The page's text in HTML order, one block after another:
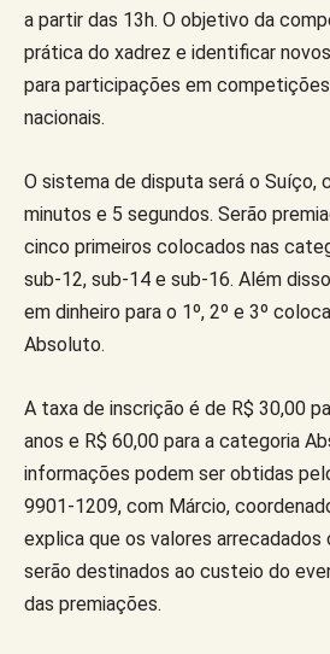
a partir das 13h. O objetivo da
prática do xadrez e identificar
para participações em
nacionais.
O sistema de disputa será o Suíço,
minutos e 5 segundos. Serão
cinco primeiros colocados nas
sub-12, sub-14 e sub-16. Além
em dinheiro para o 1º, 2º e 3º
Absoluto.
A taxa de inscrição é de R$ 30,00
anos e R$ 60,00 para a categoria
informações podem ser obtidas
9901-1209, com Márcio,
explica que os valores arrecadados
serão destinados ao custeio do
das premiações.